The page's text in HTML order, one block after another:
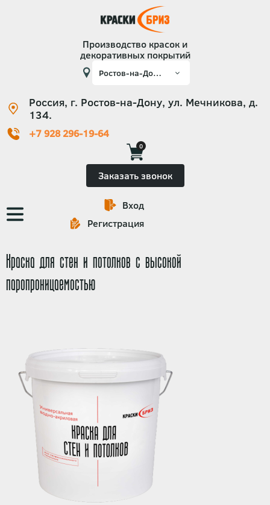
Производство красок и
декоративных покрытий
Россия, г. Ростов-на-Дону, ул. Мечникова, д.
134.
+7 928 296-19-64
0
Заказать звонок
Основная
навигация
Вход
Регистрация
Краска для стен и потолков с высокой
паропроницаемостью